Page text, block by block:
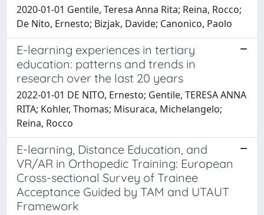
2020-01-01 Gentile, Teresa Anna Rita; Reina, Rocco;
De Nito, Ernesto; Bizjak, Davide; Canonico, Paolo
E-learning experiences in tertiary
education: patterns and trends in
research over the last 20 years
2022-01-01 DE NITO, Ernesto; Gentile, TERESA ANNA
RITA; Kohler, Thomas; Misuraca, Michelangelo;
Reina, Rocco
E-learning, Distance Education, and
VR/AR in Orthopedic Training: European
Cross-sectional Survey of Trainee
Acceptance Guided by TAM and UTAUT
Framework